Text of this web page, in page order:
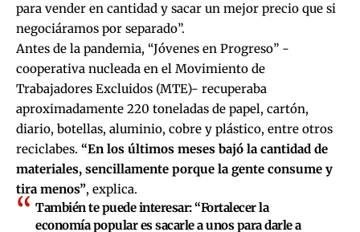
para vender en cantidad y sacar un mejor precio que si
negociáramos por separado”.
Antes de la pandemia, “Jóvenes en Progreso” -
cooperativa nucleada en el Movimiento de
Trabajadores Excluidos (MTE)- recuperaba
aproximadamente 220 toneladas de papel, cartón,
diario, botellas, aluminio, cobre y plástico, entre otros
reciclabes. “En los últimos meses bajó la cantidad de
materiales, sencillamente porque la gente consume y
tira menos”, explica.
También te puede interesar:“Fortalecer la
economía popular es sacarle a unos para darle a